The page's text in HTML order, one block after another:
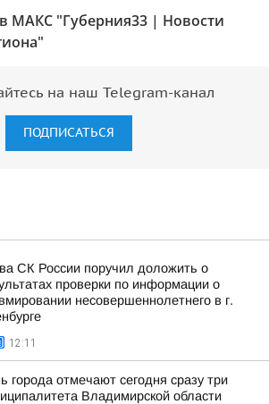
МАКС "Губерния33 | Новости
на наш Telegram-канал
ПОДПИСАТЬСЯ
СК России поручил доложить о
проверки по информации о
несовершеннолетнего в г.
12:11
города отмечают сегодня сразу три
Владимирской области